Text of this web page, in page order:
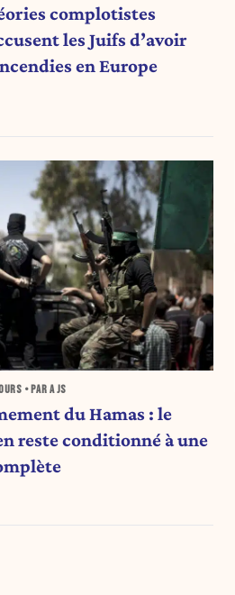
complotistes
les Juifs d’avoir
en Europe
• PAR A JS
du Hamas : le
reste conditionné à une